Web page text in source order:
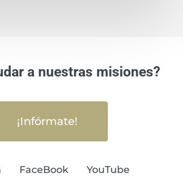
a nuestras misiones?
¡Infórmate!
FaceBook YouTube